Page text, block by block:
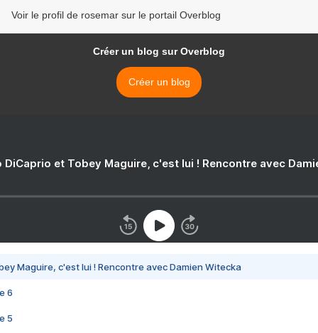
Voir le profil de rosemar sur le portail Overblog
Créer un blog sur Overblog
Créer un blog
DiCaprio et Tobey Maguire, c'est lui ! Rencontre avec
Maguire, c'est lui ! Rencontre avec Damien Witecka
6
5